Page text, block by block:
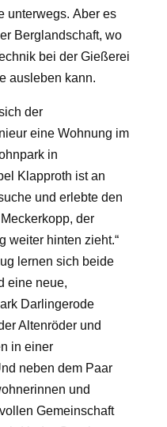
unterwegs. Aber es
Berglandschaft, wo
bei der Gießerei
ausleben kann.
der
eine Wohnung im
in
Klapproth ist an
und erlebte den
der
weiter hinten zieht.“
lernen sich beide
eine neue,
Darlingerode
Altenröder und
in einer
neben dem Paar
und
Gemeinschaft